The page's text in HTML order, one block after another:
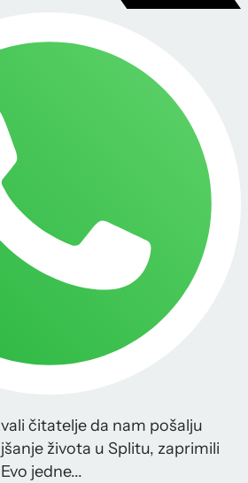
čitatelje da nam pošalju
života u Splitu, zaprimili
jedne...